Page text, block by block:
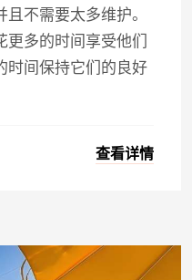
不需要太多维护。
更多的时间享受他们
时间保持它们的良好
查看详情